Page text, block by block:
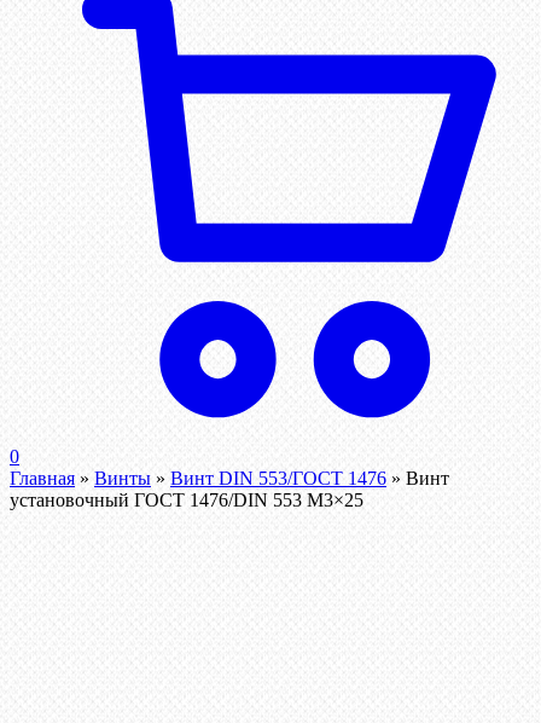
0
Главная » Винты » Винт DIN 553/ГОСТ 1476 » Винт
установочный ГОСТ 1476/DIN 553 М3×25